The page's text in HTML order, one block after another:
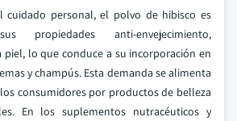
cuidado personal, el polvo de hibisco es
propiedades anti-envejecimiento,
piel, lo que conduce a su incorporación en
y champús. Esta demanda se alimenta
consumidores por productos de belleza
En los suplementos nutracéuticos y